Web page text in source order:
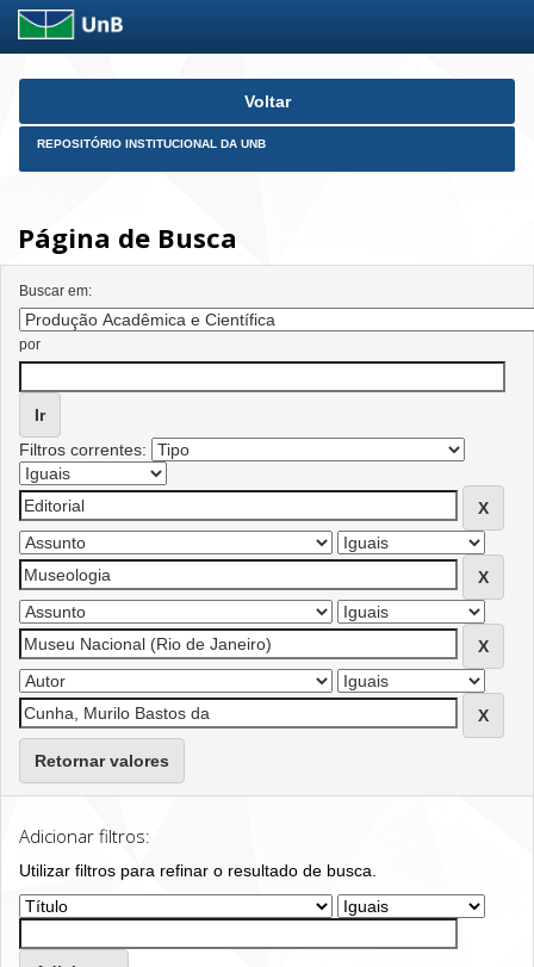
Skip
Voltar
REPOSITÓRIO INSTITUCIONAL DA UNB
Página de Busca
Buscar em:
por
Filtros correntes:
Retornar valores
Adicionar filtros:
Utilizar filtros para refinar o resultado de busca.